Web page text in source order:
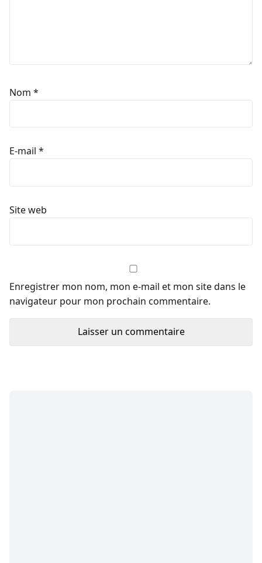
Nom *
E-mail *
Site web
Enregistrer mon nom, mon e-mail et mon site dans le
navigateur pour mon prochain commentaire.